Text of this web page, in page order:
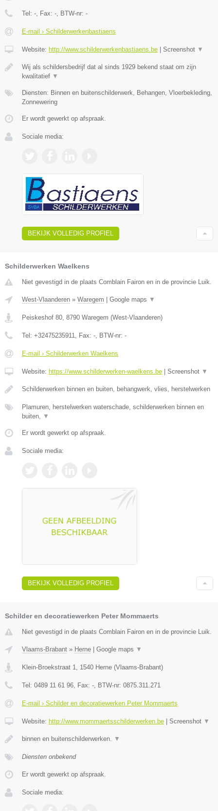
Tel: -, Fax: -, BTW-nr: -
E-mail › Schilderwerkenbastiaens
Website: http://www.schilderwerkenbastiaens.be Screenshot ▼
Wij als schildersbedrijf dat al sinds 1929 bekend staat om zijn
kwalitatief ▼
Diensten: Binnen en buitenschilderwerk, Behangen, Vloerbekleding,
Zonnewering
Er wordt gewerkt op afspraak.
Sociale media:
BEKIJK VOLLEDIG PROFIEL
Schilderwerken Waelkens
Niet gevestigd in de plaats Comblain Fairon en in de provincie Luik.
West-Vlaanderen » Waregem Google maps ▼
Peiskeshof 80 8790 Waregem (West-Vlaanderen)
Tel: +32475235911 , Fax: - , BTW-nr: -
E-mail › Schilderwerken Waelkens
Website: https://www.schilderwerken-waelkens.be Screenshot ▼
Schilderwerken binnen en buiten, behangwerk, vlies, herstelwerken
Plamuren, herstelwerken waterschade, schilderwerken binnen en
buiten,
▼
Er wordt gewerkt op afspraak.
Sociale media:
BEKIJK VOLLEDIG PROFIEL
Schilder en decoratiewerken Peter Mommaerts
Niet gevestigd in de plaats Comblain Fairon en in de provincie Luik.
Vlaams-Brabant » Herne Google maps ▼
Klein-Broekstraat 1, 1540 Herne (Vlaams-Brabant)
Tel: 0489 11 61 96, Fax: -, BTW-nr: 0875.311.271
E-mail › Schilder en decoratiewerken Peter Mommaerts
Website: http://www.mommaertsschilderwerken.be Screenshot ▼
binnen en buitenschilderwerken. ▼
Diensten onbekend
Er wordt gewerkt op afspraak.
Sociale media: